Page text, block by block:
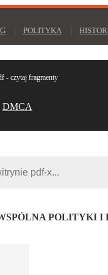
POLITYKA
- czytaj fragmenty
DMCA
POLITYKI I